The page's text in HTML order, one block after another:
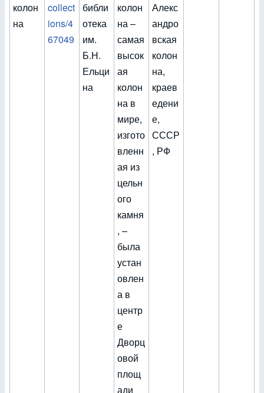
колон
на
collect
ions/4
67049
библи
отека
им.
Б.Н.
Ельци
на
колон
на –
самая
высок
ая
колон
на в
мире,
изгото
вленн
ая из
цельн
ого
камня
, –
была
устан
овлен
а в
центр
е
Дворц
овой
площ
ади
Алекс
андро
вская
колон
на,
краев
едени
е,
СССР
, РФ